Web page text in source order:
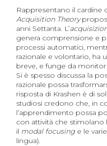
Rappresentano il cardine
Acquisition Theory
anni Settanta. L’
genera comprensione e
processi automatici,
razionale e volontario, ha
breve, e funge da monitor
Si è spesso discussa la
razionale possa
risposta di Krashen è di
studiosi credono che, in
l’apprendimento possa
con attività che
il modal focusinge le
lingua).